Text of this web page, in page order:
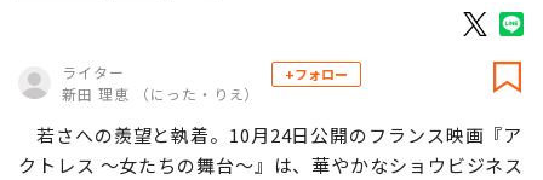
ライター
新田 理恵 （にった・りえ）
+フォロー
若さへの羨望と執着。10月24日公開のフランス映画『ア
クトレス ～女たちの舞台～』は、華やかなショウビジネス